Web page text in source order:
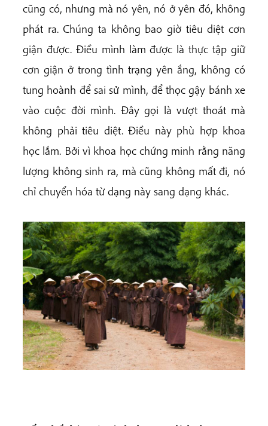
cũng có, nhưng mà nó yên, nó ở yên đó, không
phát ra. Chúng ta không bao giờ tiêu diệt cơn
giận được. Điều mình làm được là thực tập giữ
cơn giận ở trong tình trạng yên ắng, không có
tung hoành để sai sử mình, để thọc gậy bánh xe
vào cuộc đời mình. Đây gọi là vượt thoát mà
không phải tiêu diệt. Điều này phù hợp khoa
học lắm. Bởi vì khoa học chứng minh rằng năng
lượng không sinh ra, mà cũng không mất đi, nó
chỉ chuyển hóa từ dạng này sang dạng khác.